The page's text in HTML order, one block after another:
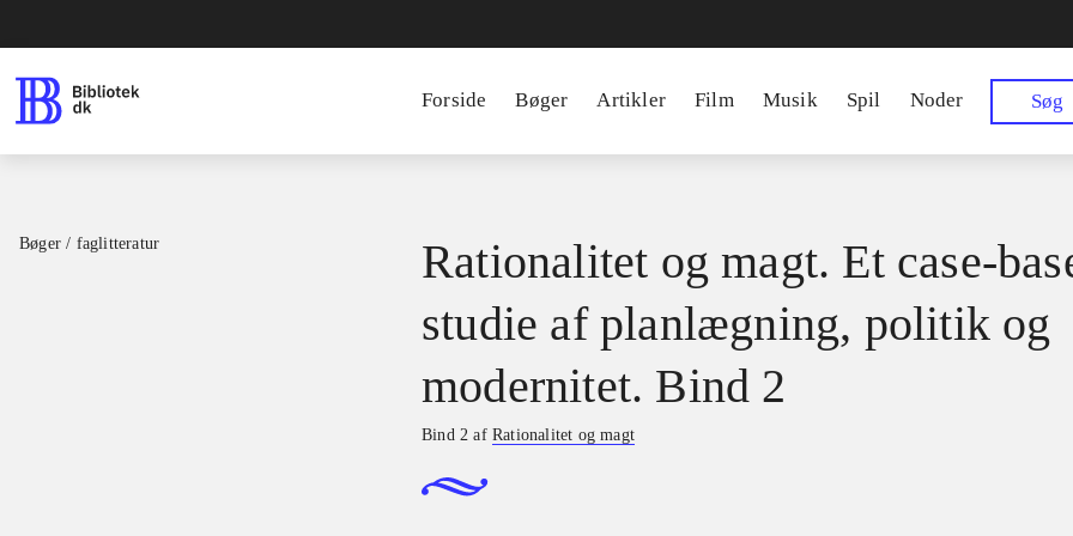
Forside Bøger Artikler Film Musik Spil Noder Søg
Bøger / faglitteratur
Rationalitet og magt. Et case-
studie af planlægning, politik og
modernitet. Bind 2
Bind 2 afRationalitet og magt